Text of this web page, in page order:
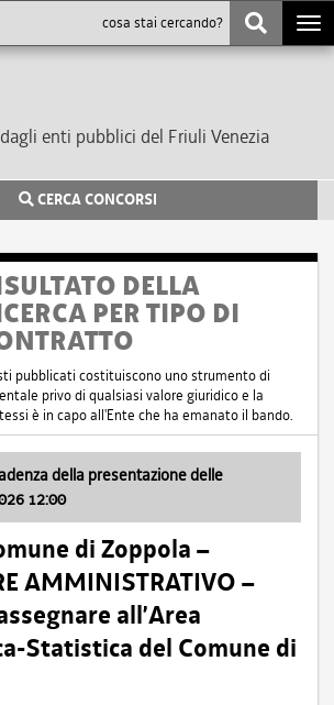
enti pubblici del Friuli Venezia
CERCA CONCORSI
DELLA
PER TIPO DI
pubblicati costituiscono uno strumento di
privo di qualsiasi valore giuridico e la
è in capo all'Ente che ha emanato il bando.
della presentazione delle
12:00
di Zoppola –
AMMINISTRATIVO –
all’Area
Statistica del Comune di